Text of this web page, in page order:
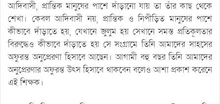
আদিবাসী, প্রান্তিক মানুষের পাশে দাঁড়ানো যায় তা তাঁর কাছ থেকে
শেখা। কেবল আদিবাসী নয়, প্রান্তিক ও নিপীড়িত মানুষের পাশে
কীভাবে দাঁড়াতে হয়, যেখানে জুলুম হয় সেখানে সমস্ত প্রতিকূলতার
বিরুদ্ধেও কীভাবে দাঁড়াতে হয় সে সংগ্রামে তিনি আমাদের সাহসের
অফুরন্ত অনুপ্রেরণা হিসাবে আছেন। আগামী বহু বছর তিনি আমাদের
অনুপ্রেরণার অফুরন্ত উৎস হিসাবে থাকবেন বলেও আশা প্রকাশ করেনে
এই শিক্ষক।